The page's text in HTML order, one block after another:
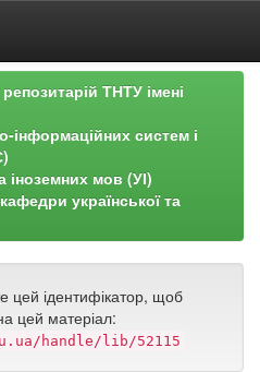
ТНТУ імені
інформаційних систем і
іноземних мов (УІ)
української та
цей ідентифікатор, щоб
цей матеріал:
handle/lib/52115